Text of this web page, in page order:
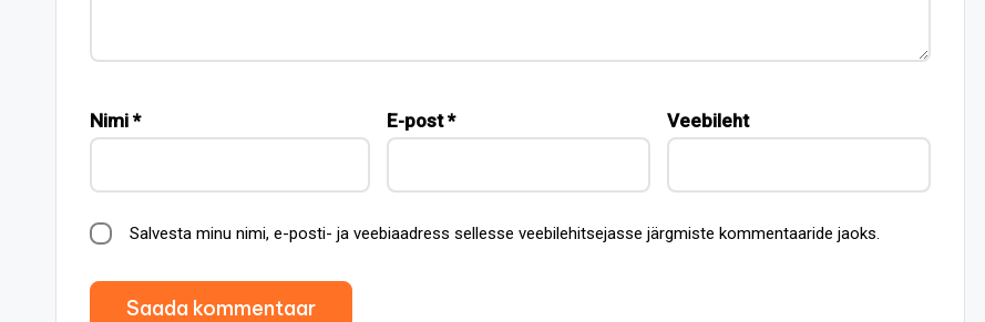
Nimi * E-post* Veebileht
Salvesta minu nimi, e-posti- ja veebiaadress sellesse veebilehitsejasse järgmiste kommentaaride jaoks.